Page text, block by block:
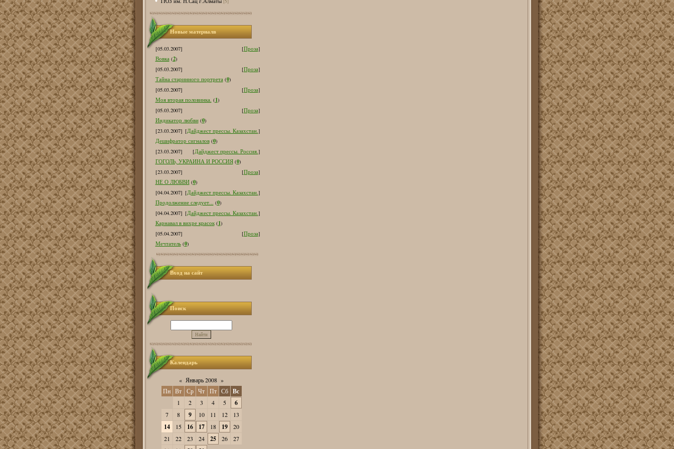
Новые материалв
[05.03.2007] [Проза]
Вовка (2)
[05.03.2007]
[Проза]
Тайна старинного портрета (0)
[05.03.2007]
[Проза]
Моя вторая половинка. (1)
[05.03.2007]
[Проза]
Индикатор любви (0)
[23.03.2007] [Дайджест прессы. Казахстан.]
Дешифратор сигналов (0)
[23.03.2007]
[Дайджест прессы. Россия.]
ГОГОЛЬ, УКРАИНА И РОССИЯ (0)
[23.03.2007]
[Проза]
НЕ О ЛЮБВИ (0)
[04.04.2007] [Дайджест прессы. Казахстан.]
Продолжение следует... (0)
[04.04.2007] [Дайджест прессы. Казахстан.]
Карнавал в вихре красок (1)
[05.04.2007]
[Проза]
Мечтатель (0)
Вход на сайт
Поиск
Календарь
« Январь 2008 »
Пн Вт Ср Чт Пт Сб Вс
1 2 3 4 5 6
7 8 9 10 11 12 13
14 15 16 17 18 19
20
21
22 23 24 25 26
27